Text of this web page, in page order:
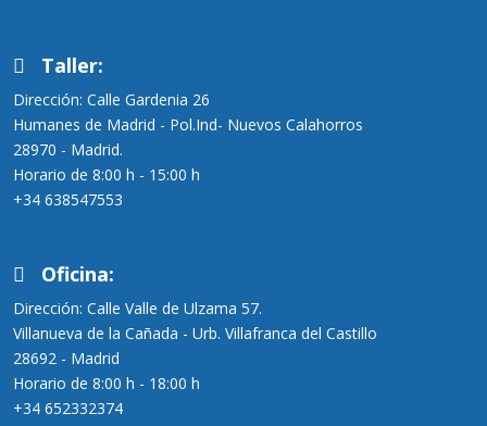
Taller:
Dirección: Calle Gardenia 26
Humanes de Madrid - Pol.Ind- Nuevos Calahorros
28970 - Madrid.
Horario de 8:00 h - 15:00 h
+34 638547553
Oficina:
Dirección: Calle Valle de Ulzama 57.
Villanueva de la Cañada - Urb. Villafranca del Castillo
28692 - Madrid
Horario de 8:00 h - 18:00 h
+34 652332374